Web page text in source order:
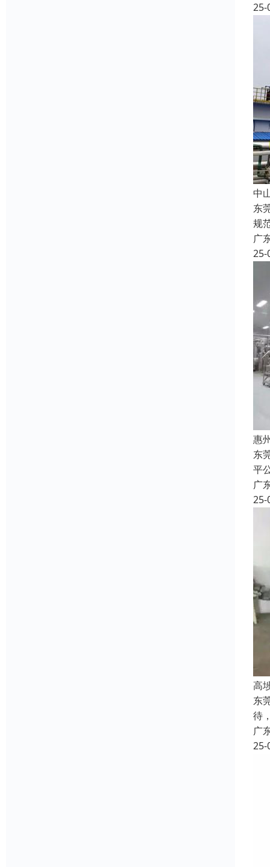
25-
中
东
规
广
25-
惠
东
平
广
25-
高
东
待
广
25-